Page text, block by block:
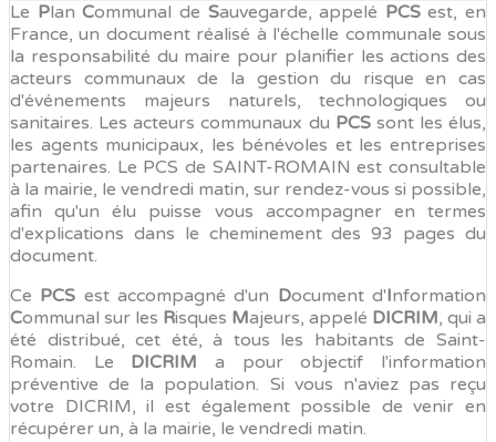
Le PlanCommunal de Sauvegarde, appelé PCSest, en
France, un document réalisé à l'échelle communale sous
la responsabilité du maire pour planifier les actions des
acteurs communaux de la gestion du risque en cas
d'événements majeurs naturels, technologiques ou
sanitaires. Les acteurs communaux du PCSsont les élus,
les agents municipaux, les bénévoles et les entreprises
partenaires. Le PCS de SAINT-ROMAIN est consultable
à la mairie, le vendredi matin, sur rendez-vous si possible,
afin qu'un élu puisse vous accompagner en termes
d'explications dans le cheminement des 93 pages du
document.
Ce PCS est accompagné d'un Document d'Information
Communal sur les Risques Majeurs, appelé DICRIM, qui a
été distribué, cet été, à tous les habitants de Saint-
Romain. Le DICRIM a pour objectif l'information
préventive de la population. Si vous n'aviez pas reçu
votre DICRIM, il est également possible de venir en
récupérer un, à la mairie, le vendredi matin.